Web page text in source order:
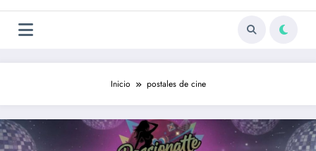
Inicio postales de cine